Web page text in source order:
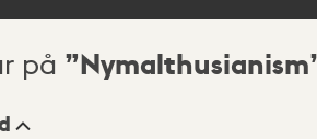
på Nymalthusianism